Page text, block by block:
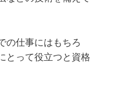
の仕事にはもちろ
とって役立つと資格